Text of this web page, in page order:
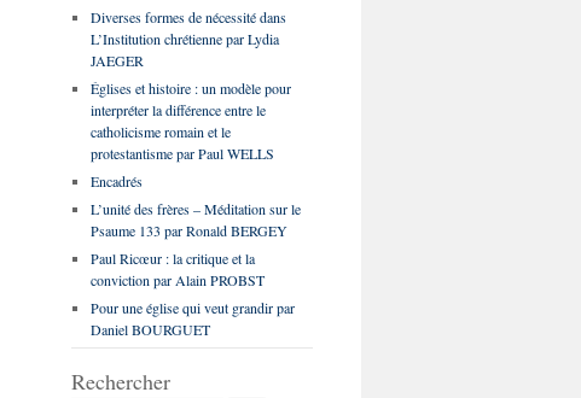
Diverses formes de nécessité dans
L’Institution chrétienne par Lydia
JAEGER
Églises et histoire : un modèle pour
interpréter la différence entre le
catholicisme romain et le
protestantisme par Paul WELLS
Encadrés
L’unité des frères – Méditation sur le
Psaume 133 par Ronald BERGEY
Paul Ricœur : la critique et la
conviction par Alain PROBST
Pour une église qui veut grandir par
Daniel BOURGUET
Rechercher